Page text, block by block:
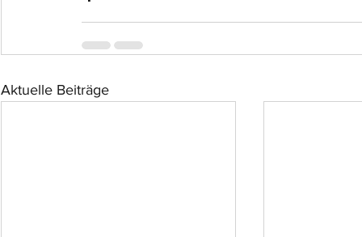
Aktuelle Beiträge